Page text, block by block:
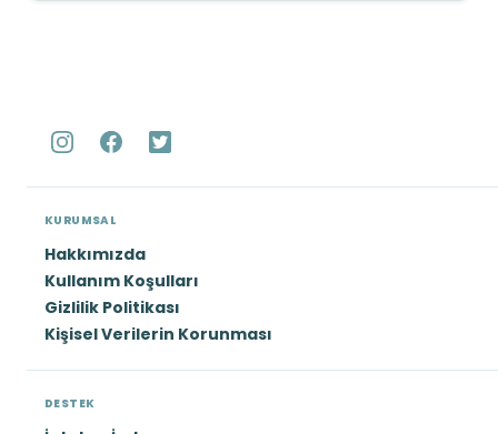
KURUMSAL
Hakkımızda
Kullanım Koşulları
Gizlilik Politikası
Kişisel Verilerin Korunması
DESTEK